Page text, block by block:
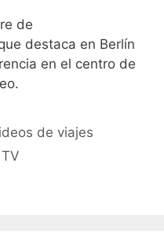
de
destaca en Berlín
en el centro de
de viajes
TV